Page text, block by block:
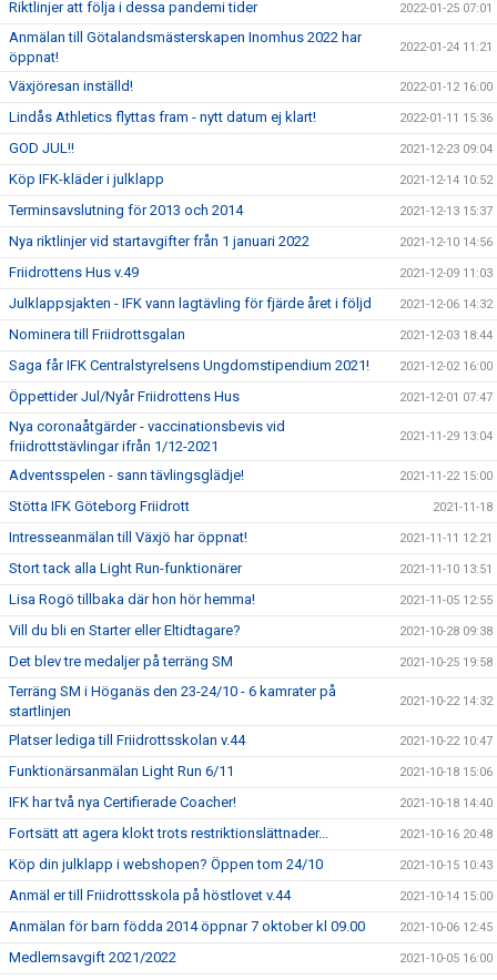
Riktlinjer att följa i dessa pandemi tider 2022-01-25 07:01
Anmälan till Götalandsmästerskapen Inomhus 2022 har
öppnat!
2022-01-24 11:21
Växjöresan inställd! 2022-01-12 16:00
Lindås Athletics flyttas fram - nytt datum ej klart! 2022-01-11 15:36
GOD JUL!! 2021-12-23 09:04
Köp IFK-kläder i julklapp 2021-12-14 10:52
Terminsavslutning för 2013 och 2014 2021-12-13 15:37
Nya riktlinjer vid startavgifter från 1 januari 2022 2021-12-10 14:56
Friidrottens Hus v.49 2021-12-09 11:03
Julklappsjakten - IFK vann lagtävling för fjärde året i följd 2021-12-06 14:32
Nominera till Friidrottsgalan 2021-12-03 18:44
Saga får IFK Centralstyrelsens Ungdomstipendium 2021! 2021-12-02 16:00
Öppettider Jul/Nyår Friidrottens Hus 2021-12-01 07:47
Nya coronaåtgärder - vaccinationsbevis vid
friidrottstävlingar ifrån 1/12-2021
2021-11-29 13:04
Adventsspelen - sann tävlingsglädje! 2021-11-22 15:00
Stötta IFK Göteborg Friidrott 2021-11-18
Intresseanmälan till Växjö har öppnat! 2021-11-11 12:21
Stort tack alla Light Run-funktionärer 2021-11-10 13:51
Lisa Rogö tillbaka där hon hör hemma! 2021-11-05 12:55
Vill du bli en Starter eller Eltidtagare? 2021-10-28 09:38
Det blev tre medaljer på terräng SM 2021-10-25 19:58
Terräng SM i Höganäs den 23-24/10 - 6 kamrater på
startlinjen
2021-10-22 14:32
Platser lediga till Friidrottsskolan v.44 2021-10-22 10:47
Funktionärsanmälan Light Run 6/11 2021-10-18 15:06
IFK har två nya Certifierade Coacher! 2021-10-18 14:40
Fortsätt att agera klokt trots restriktionslättnader... 2021-10-16 20:48
Köp din julklapp i webshopen? Öppen tom 24/10 2021-10-15 10:43
Anmäl er till Friidrottsskola på höstlovet v.44 2021-10-14 15:00
Anmälan för barn födda 2014 öppnar 7 oktober kl 09.00 2021-10-06 12:45
Medlemsavgift 2021/2022 2021-10-05 16:00